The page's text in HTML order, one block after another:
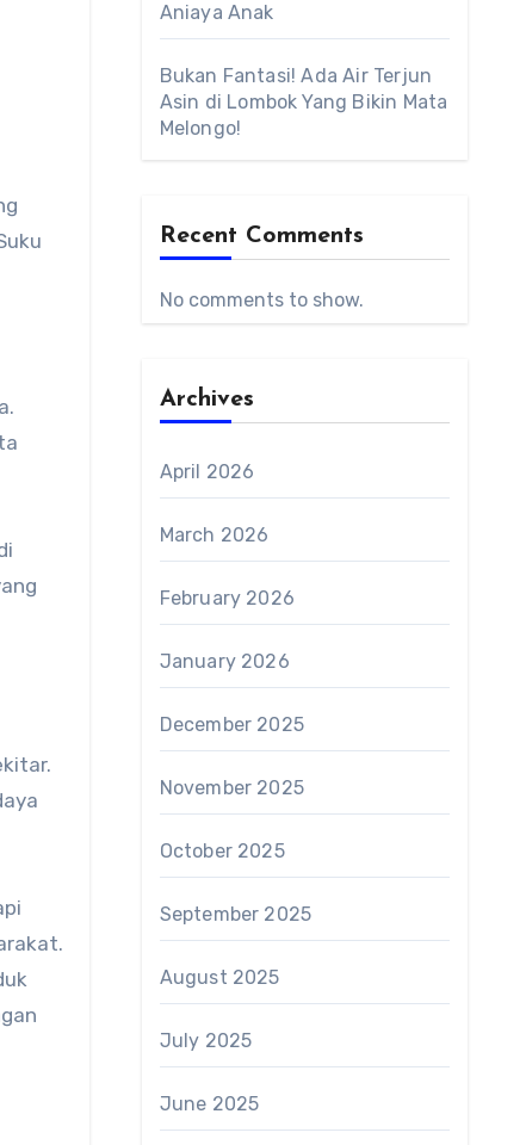
Aniaya Anak
Bukan Fantasi! Ada Air Terjun
Asin di Lombok Yang Bikin Mata
Melongo!
Recent Comments
No comments to show.
Archives
April 2026
March 2026
February 2026
January 2026
December 2025
November 2025
October 2025
September 2025
August 2025
July 2025
June 2025